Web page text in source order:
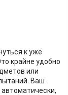
к уже
крайне удобно
или
Ваш